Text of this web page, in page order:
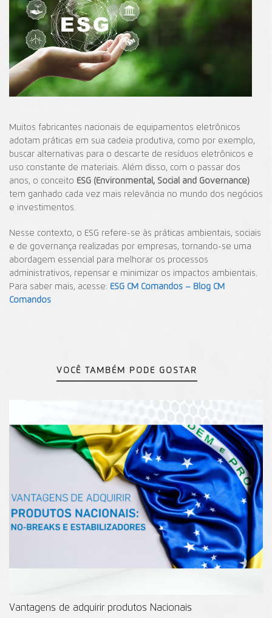
Muitos fabricantes nacionais de equipamentos eletrônicos
adotam práticas em sua cadeia produtiva, como por exemplo,
buscar alternativas para o descarte de resíduos eletrônicos e
uso constante de materiais. Além disso, com o passar dos
anos, o conceito ESG (Environmental, Social and Governance)
tem ganhado cada vez mais relevância no mundo dos negócios
e investimentos.
Nesse contexto, o ESG refere-se às práticas ambientais, sociais
e de governança realizadas por empresas, tornando-se uma
abordagem essencial para melhorar os processos
administrativos, repensar e minimizar os impactos ambientais.
Para saber mais, acesse: ESG CM Comandos – Blog CM
Comandos
VOCÊ TAMBÉM PODE GOSTAR
Vantagens de adquirir produtos Nacionais